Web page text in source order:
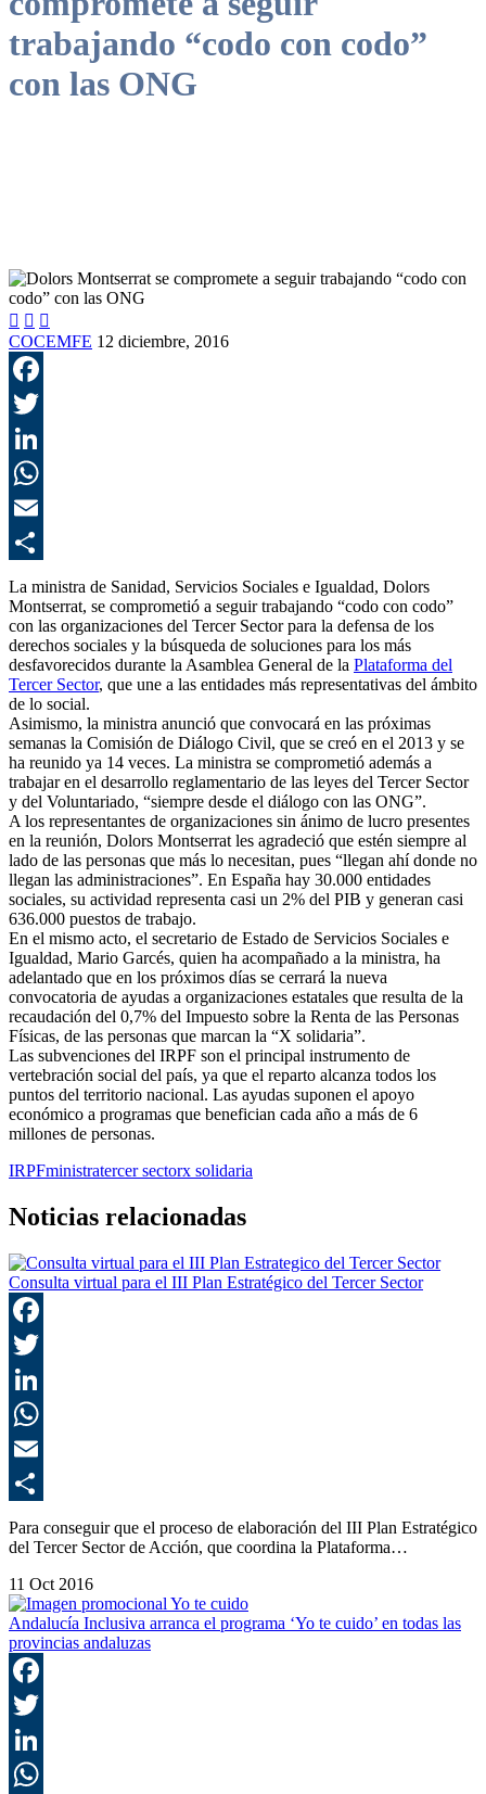
trabajando “codo con codo”
con las ONG
  
COCEMFE 12 diciembre, 2016
La ministra de Sanidad, Servicios Sociales e Igualdad, Dolors
Montserrat, se comprometió a seguir trabajando “codo con codo”
con las organizaciones del Tercer Sector para la defensa de los
derechos sociales y la búsqueda de soluciones para los más
desfavorecidos durante la Asamblea General de la Plataforma del
Tercer Sector, que une a las entidades más representativas del ámbito
de lo social.
Asimismo, la ministra anunció que convocará en las próximas
semanas la Comisión de Diálogo Civil, que se creó en el 2013 y se
ha reunido ya 14 veces. La ministra se comprometió además a
trabajar en el desarrollo reglamentario de las leyes del Tercer Sector
y del Voluntariado, “siempre desde el diálogo con las ONG”.
A los representantes de organizaciones sin ánimo de lucro presentes
en la reunión, Dolors Montserrat les agradeció que estén siempre al
lado de las personas que más lo necesitan, pues “llegan ahí donde no
llegan las administraciones”. En España hay 30.000 entidades
sociales, su actividad representa casi un 2% del PIB y generan casi
636.000 puestos de trabajo.
En el mismo acto, el secretario de Estado de Servicios Sociales e
Igualdad, Mario Garcés, quien ha acompañado a la ministra, ha
adelantado que en los próximos días se cerrará la nueva
convocatoria de ayudas a organizaciones estatales que resulta de la
recaudación del 0,7% del Impuesto sobre la Renta de las Personas
Físicas, de las personas que marcan la “X solidaria”.
Las subvenciones del IRPF son el principal instrumento de
vertebración social del país, ya que el reparto alcanza todos los
puntos del territorio nacional. Las ayudas suponen el apoyo
económico a programas que benefician cada año a más de 6
millones de personas.
IRPFministratercer sectorx solidaria
Noticias relacionadas
Consulta virtual para el III Plan Estratégico del Tercer Sector
Para conseguir que el proceso de elaboración del III Plan Estratégico
del Tercer Sector de Acción, que coordina la Plataforma…
11 Oct 2016
Andalucía Inclusiva arranca el programa ‘Yo te cuido’ en todas las
provincias andaluzas